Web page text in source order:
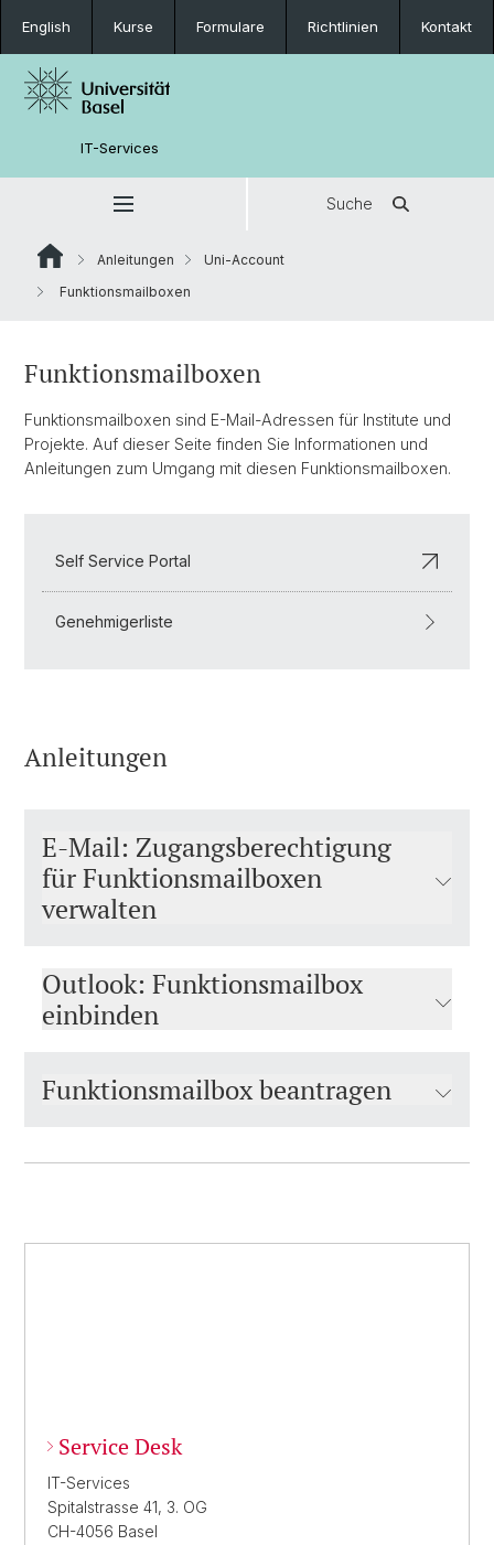
English Kurse Formulare Richtlinien Kontakt
IT-Services
Suche
Anleitungen
Uni-Account
Funktionsmailboxen
Funktionsmailboxen
Funktionsmailboxen sind E-Mail-Adressen für Institute und
Projekte. Auf dieser Seite finden Sie Informationen und
Anleitungen zum Umgang mit diesen Funktionsmailboxen.
Self Service Portal
Genehmigerliste
Anleitungen
E-Mail: Zugangsberechtigung
für Funktionsmailboxen
verwalten
Outlook: Funktionsmailbox
einbinden
Funktionsmailbox beantragen
Service Desk
IT-Services
Spitalstrasse 41, 3. OG
CH-4056 Basel